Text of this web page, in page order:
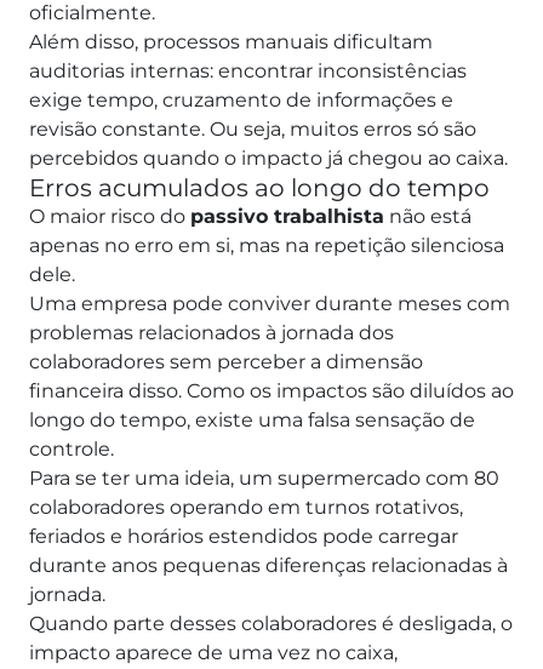
oficialmente.
Além disso, processos manuais dificultam
auditorias internas: encontrar inconsistências
exige tempo, cruzamento de informações e
revisão constante. Ou seja, muitos erros só são
percebidos quando o impacto já chegou ao caixa.
Erros acumulados ao longo do tempo
O maior risco do passivo trabalhista não está
apenas no erro em si, mas na repetição silenciosa
dele.
Uma empresa pode conviver durante meses com
problemas relacionados à jornada dos
colaboradores sem perceber a dimensão
financeira disso. Como os impactos são diluídos ao
longo do tempo, existe uma falsa sensação de
controle.
Para se ter uma ideia, um supermercado com 80
colaboradores operando em turnos rotativos,
feriados e horários estendidos pode carregar
durante anos pequenas diferenças relacionadas à
jornada.
Quando parte desses colaboradores é desligada, o
impacto aparece de uma vez no caixa,